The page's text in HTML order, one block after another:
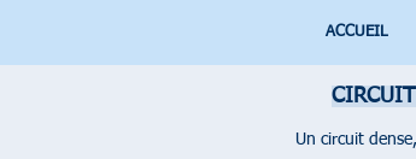
ACCUEIL
Un circuit